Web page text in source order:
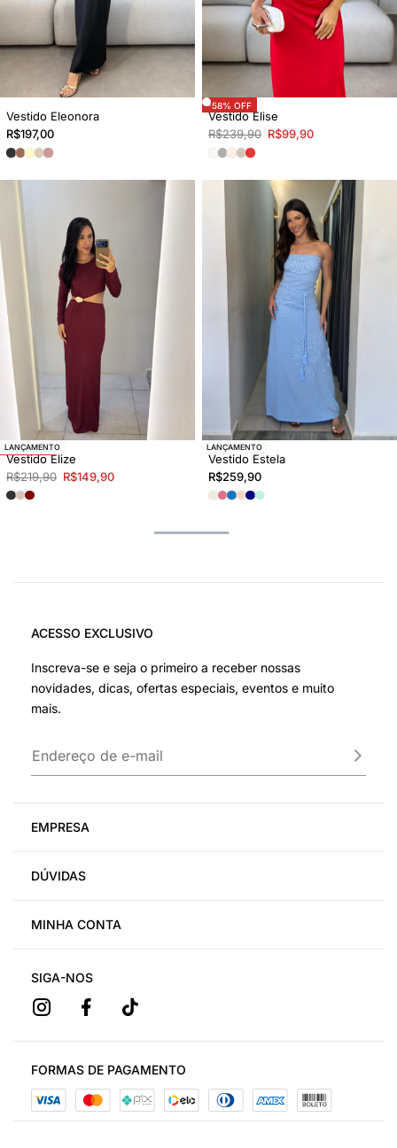
Vestido Eleonora
R$197,00
-58% OFF
Vestido Elise
R$239,90 R$99,90
-32% OFF
LANÇAMENTO
Vestido Elize
R$219,90 R$149,90
LANÇAMENTO
Vestido Estela
R$259,90
Vestido Ester
249,90
Vestido Gaia